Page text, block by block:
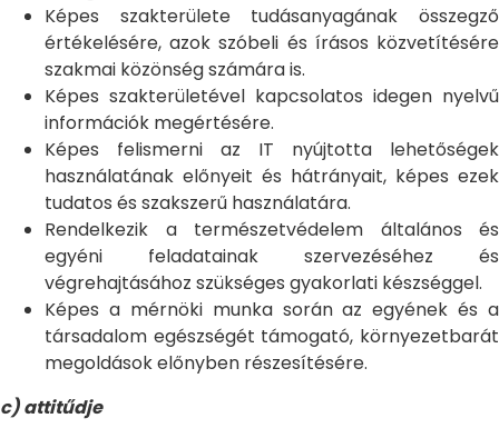
Képes szakterülete tudásanyagának összegző
értékelésére, azok szóbeli és írásos közvetítésére
szakmai közönség számára is.
Képes szakterületével kapcsolatos idegen nyelvű
információk megértésére.
Képes felismerni az IT nyújtotta lehetőségek
használatának előnyeit és hátrányait, képes ezek
tudatos és szakszerű használatára.
Rendelkezik a természetvédelem általános és
egyéni feladatainak szervezéséhez és
végrehajtásához szükséges gyakorlati készséggel.
Képes a mérnöki munka során az egyének és a
társadalom egészségét támogató, környezetbarát
megoldások előnyben részesítésére.
c) attitűdje